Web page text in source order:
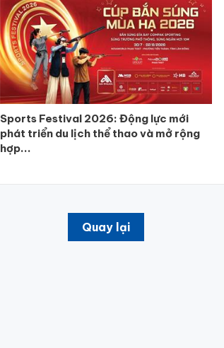
Sports Festival 2026: Động lực mới
phát triển du lịch thể thao và mở rộng
hợp...
Quay lại